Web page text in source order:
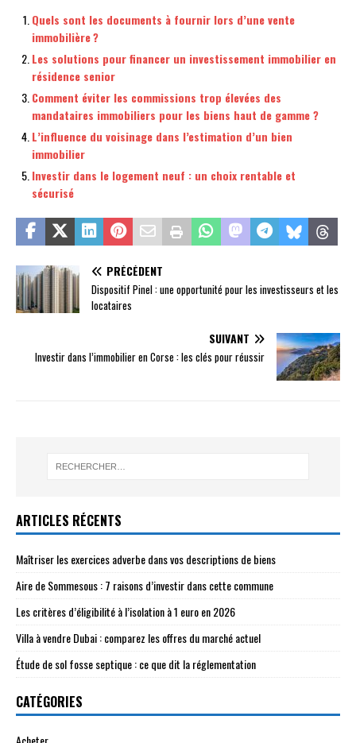
Quels sont les documents à fournir lors d’une vente
immobilière ?
Les solutions pour financer un investissement immobilier en
résidence senior
Comment éviter les commissions trop élevées des
mandataires immobiliers pour les biens haut de gamme ?
L’influence du voisinage dans l’estimation d’un bien
immobilier
Investir dans le logement neuf : un choix rentable et
sécurisé
PRÉCÉDENT
Dispositif Pinel : une opportunité pour les investisseurs et les
locataires
SUIVANT
Investir dans l’immobilier en Corse : les clés pour réussir
ARTICLES RÉCENTS
Maîtriser les exercices adverbe dans vos descriptions de biens
Aire de Sommesous : 7 raisons d’investir dans cette commune
Les critères d’éligibilité à l’isolation à 1 euro en 2026
Villa à vendre Dubai : comparez les offres du marché actuel
Étude de sol fosse septique : ce que dit la réglementation
CATÉGORIES